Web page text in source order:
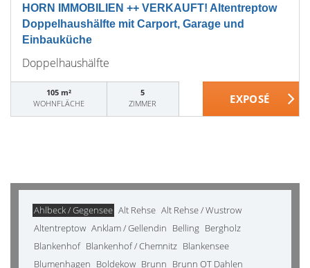
HORN IMMOBILIEN ++ VERKAUFT! Altentreptow
Doppelhaushälfte mit Carport, Garage und
Einbauküche
Doppelhaushälfte
105 m²
WOHNFLÄCHE
5
ZIMMER
Ahlbeck / Gegensee Alt Rehse Alt Rehse / Wustrow
Altentreptow Anklam / Gellendin Belling Bergholz
Blankenhof Blankenhof / Chemnitz Blankensee
Blumenhagen Boldekow Brunn Brunn OT Dahlen